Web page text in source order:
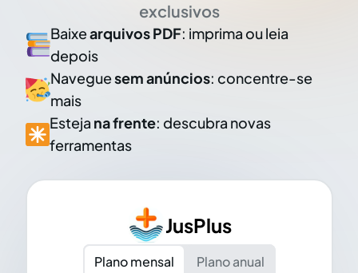
exclusivos
Baixearquivos PDF: imprima ou leia
depois
Naveguesem anúncios: concentre-se
mais
Esteja na frente: descubra novas
ferramentas
JusPlus
Plano mensal
Plano anual